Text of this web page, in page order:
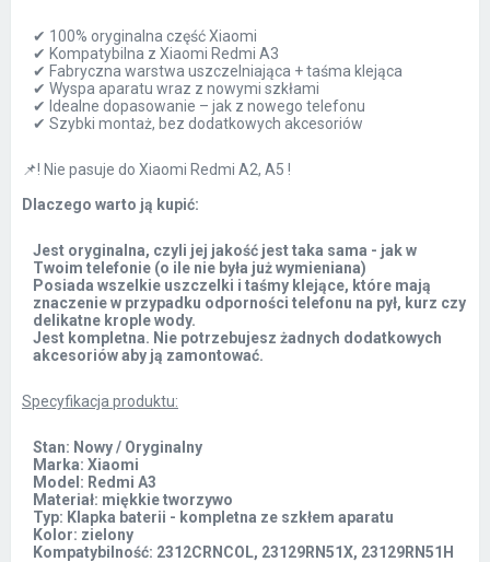
✔ 100% oryginalna część Xiaomi
✔ Kompatybilna z Xiaomi Redmi A3
✔ Fabryczna warstwa uszczelniająca + taśma klejąca
✔ Wyspa aparatu wraz z nowymi szkłami
✔ Idealne dopasowanie – jak z nowego telefonu
✔ Szybki montaż, bez dodatkowych akcesoriów
📌! Nie pasuje do Xiaomi Redmi A2, A5 !
Dlaczego warto ją kupić:
Jest oryginalna, czyli jej jakość jest taka sama - jak w
Twoim telefonie (o ile nie była już wymieniana)
Posiada wszelkie uszczelki i taśmy klejące, które mają
znaczenie w przypadku odporności telefonu na pył, kurz czy
delikatne krople wody.
Jest kompletna. Nie potrzebujesz żadnych dodatkowych
akcesoriów aby ją zamontować.
Specyfikacja produktu:
Stan: Nowy / Oryginalny
Marka: Xiaomi
Model: Redmi A3
Materiał: miękkie tworzywo
Typ: Klapka baterii - kompletna ze szkłem aparatu
Kolor: zielony
Kompatybilność: 2312CRNCOL, 23129RN51X, 23129RN51H